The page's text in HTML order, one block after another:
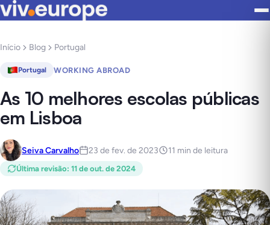
Início Blog Portugal
Portugal WORKING ABROAD
As 10 melhores escolas públicas
em Lisboa
Seiva Carvalho 23 de fev. de 2023 11 min de leitura
Última revisão: 11 de out. de 2024